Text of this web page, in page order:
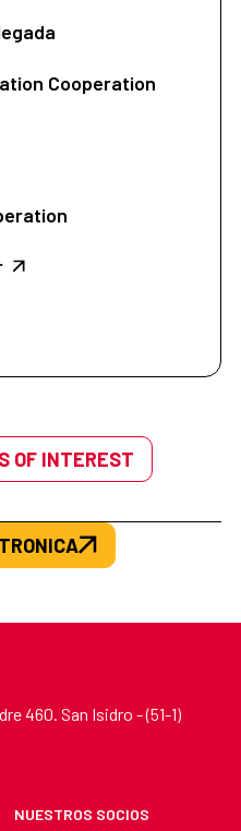
Cooperation
OF INTEREST
460. San Isidro - (51-1)
NUESTROS SOCIOS